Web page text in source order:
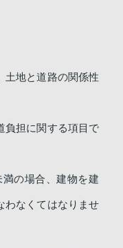
土地と道路の関係性
負担に関する項目で
の場合、建物を建
わなくてはなりませ